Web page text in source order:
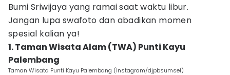
Bumi Sriwijaya yang ramai saat waktu libur.
Jangan lupa swafoto dan abadikan momen
spesial kalian ya!
1. Taman Wisata Alam (TWA) Punti Kayu
Palembang
Taman Wisata Punti Kayu Palembang (Instagram/djpbsumsel)